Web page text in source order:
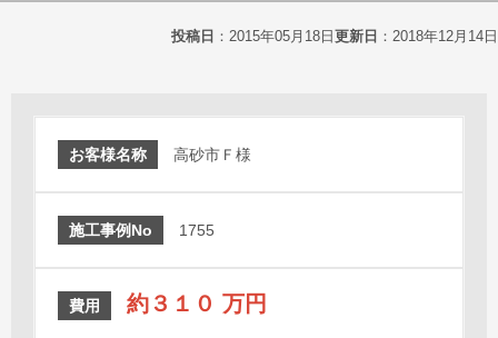
投稿日 ：2015年05月18日 更新日 ：2018年12月14日
お客様名称 高砂市Ｆ様
施工事例No 1755
費用 約３１０ 万円